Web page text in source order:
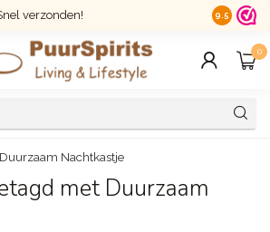
verzonden! 14 dagen
9.5
0
Duurzaam Nachtkastje
met Duurzaam